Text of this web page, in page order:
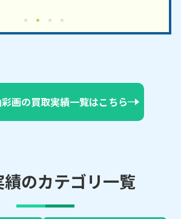
画の買取実績一覧はこちら
績のカテゴリ一覧